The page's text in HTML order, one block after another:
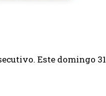
Este domingo 31